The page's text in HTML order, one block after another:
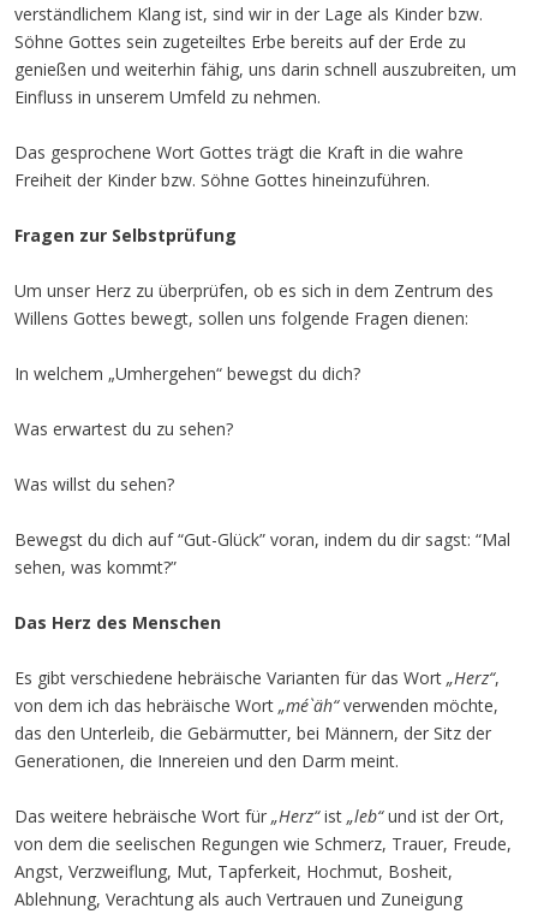
verständlichem Klang ist, sind wir in der Lage als Kinder bzw.
Söhne Gottes sein zugeteiltes Erbe bereits auf der Erde zu
genießen und weiterhin fähig, uns darin schnell auszubreiten, um
Einfluss in unserem Umfeld zu nehmen.
Das gesprochene Wort Gottes trägt die Kraft in die wahre
Freiheit der Kinder bzw. Söhne Gottes hineinzuführen.
Fragen zur Selbstprüfung
Um unser Herz zu überprüfen, ob es sich in dem Zentrum des
Willens Gottes bewegt, sollen uns folgende Fragen dienen:
In welchem „Umhergehen“ bewegst du dich?
Was erwartest du zu sehen?
Was willst du sehen?
Bewegst du dich auf “Gut-Glück” voran, indem du dir sagst: “Mal
sehen, was kommt?”
Das Herz des Menschen
Es gibt verschiedene hebräische Varianten für das Wort „Herz“,
von dem ich das hebräische Wort „mé`äh“verwenden möchte,
das den Unterleib, die Gebärmutter, bei Männern, der Sitz der
Generationen, die Innereien und den Darm meint.
Das weitere hebräische Wort für „Herz“ist „leb“und ist der Ort,
von dem die seelischen Regungen wie Schmerz, Trauer, Freude,
Angst, Verzweiflung, Mut, Tapferkeit, Hochmut, Bosheit,
Ablehnung, Verachtung als auch Vertrauen und Zuneigung